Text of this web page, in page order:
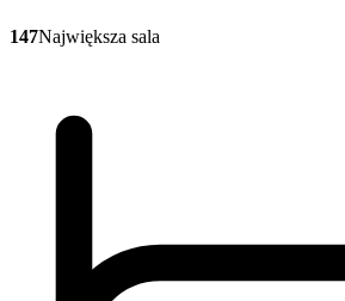
147Największa sala